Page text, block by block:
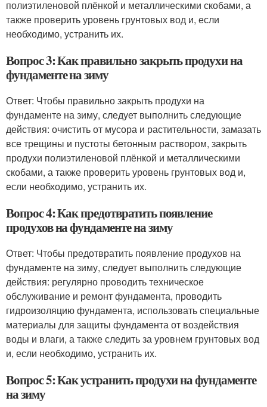
полиэтиленовой плёнкой и металлическими скобами, а
также проверить уровень грунтовых вод и, если
необходимо, устранить их.
Вопрос 3: Как правильно закрыть продухи на
фундаменте на зиму
Ответ: Чтобы правильно закрыть продухи на
фундаменте на зиму, следует выполнить следующие
действия: очистить от мусора и растительности, замазать
все трещины и пустоты бетонным раствором, закрыть
продухи полиэтиленовой плёнкой и металлическими
скобами, а также проверить уровень грунтовых вод и,
если необходимо, устранить их.
Вопрос 4: Как предотвратить появление
продухов на фундаменте на зиму
Ответ: Чтобы предотвратить появление продухов на
фундаменте на зиму, следует выполнить следующие
действия: регулярно проводить техническое
обслуживание и ремонт фундамента, проводить
гидроизоляцию фундамента, использовать специальные
материалы для защиты фундамента от воздействия
воды и влаги, а также следить за уровнем грунтовых вод
и, если необходимо, устранить их.
Вопрос 5: Как устранить продухи на фундаменте
на зиму